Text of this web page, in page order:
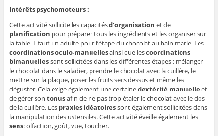
Intérêts psychomoteurs :
Cette activité sollicite les capacitésd’organisation et de
planification pour préparer tous les ingrédients et les organiser sur
la table. Il faut un adulte pour l’étape du chocolat au bain marie. Les
coordinations oculo-manuellesainsi que lescoordinations
bimanuellessont sollicitées dans les différentes étapes : mélanger
le chocolat dans le saladier, prendre le chocolat avec la cuillère, le
mettre sur la plaque, poser les fruits secs dessus et même les
déguster. Cela exige également une certainedextérité manuelle et
de gérer son tonusafin de ne pas trop étaler le chocolat avec le dos
de la cuillère. Les praxies idéatoiressont également sollicitées dans
la manipulation des ustensiles. Cette activité éveille également les
sens: olfaction, goût, vue, toucher.